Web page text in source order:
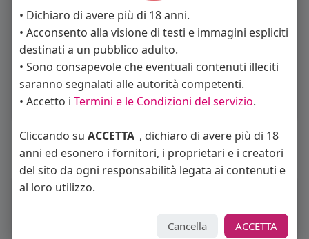
Mi piace Commento Condividi
Carica piu notizie
Informazioni Utente
• Dichiaro di avere più di 18 anni.
• Acconsento alla visione di testi e immagini espliciti
destinati a un pubblico adulto.
• Sono consapevole che eventuali contenuti illeciti
saranno segnalati alle autorità competenti.
• Accetto i Termini e le Condizioni del servizio.
Cliccando su ACCETTA , dichiaro di avere più di 18
anni ed esonero i fornitori, i proprietari e i creatori
del sito da ogni responsabilità legata ai contenuti e
al loro utilizzo.
Cancella ACCETTA